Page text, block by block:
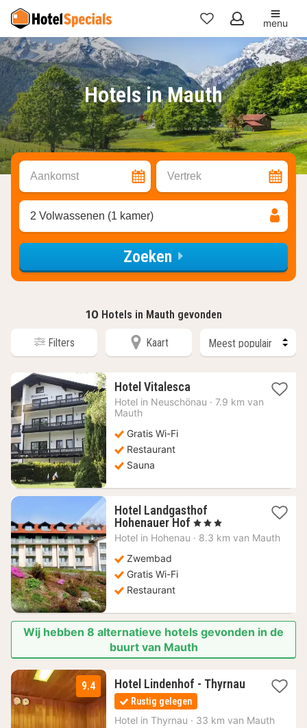
Mijn
favorieten
menu
Hotels in Mauth
Aankomst Vertrek
2 Volwassenen (1 kamer)
Zoeken
10 Hotels in Mauth gevonden
Filters Kaart
Hotel Vitalesca1
nacht
Hotel in Neuschönau · 7.9 km van
Mauth
Gratis Wi-Fi
Restaurant
Sauna
Hotel Landgasthof
Hohenauer Hof 1
nacht
, 3 Sterren
Hotel in Hohenau · 8.3 km van Mauth
Zwembad
Gratis Wi-Fi
Restaurant
Wij hebben 8 alternatieve hotels gevonden in de
buurt van Mauth
9.4
Hotel Lindenhof - Thyrnau
1
nacht
vanaf
Rustig gelegen
Hotel in Thyrnau · 33 km van Mauth